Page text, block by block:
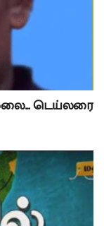
டெய்லரை